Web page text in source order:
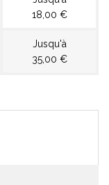
18,00 €
Jusqu'à
35,00 €